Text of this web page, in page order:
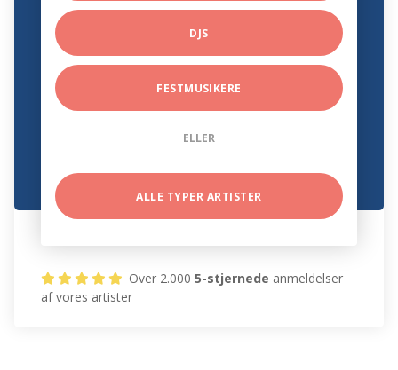
DJS
FESTMUSIKERE
ELLER
ALLE TYPER ARTISTER
Over 2.0005-stjernede anmeldelser
af vores artister